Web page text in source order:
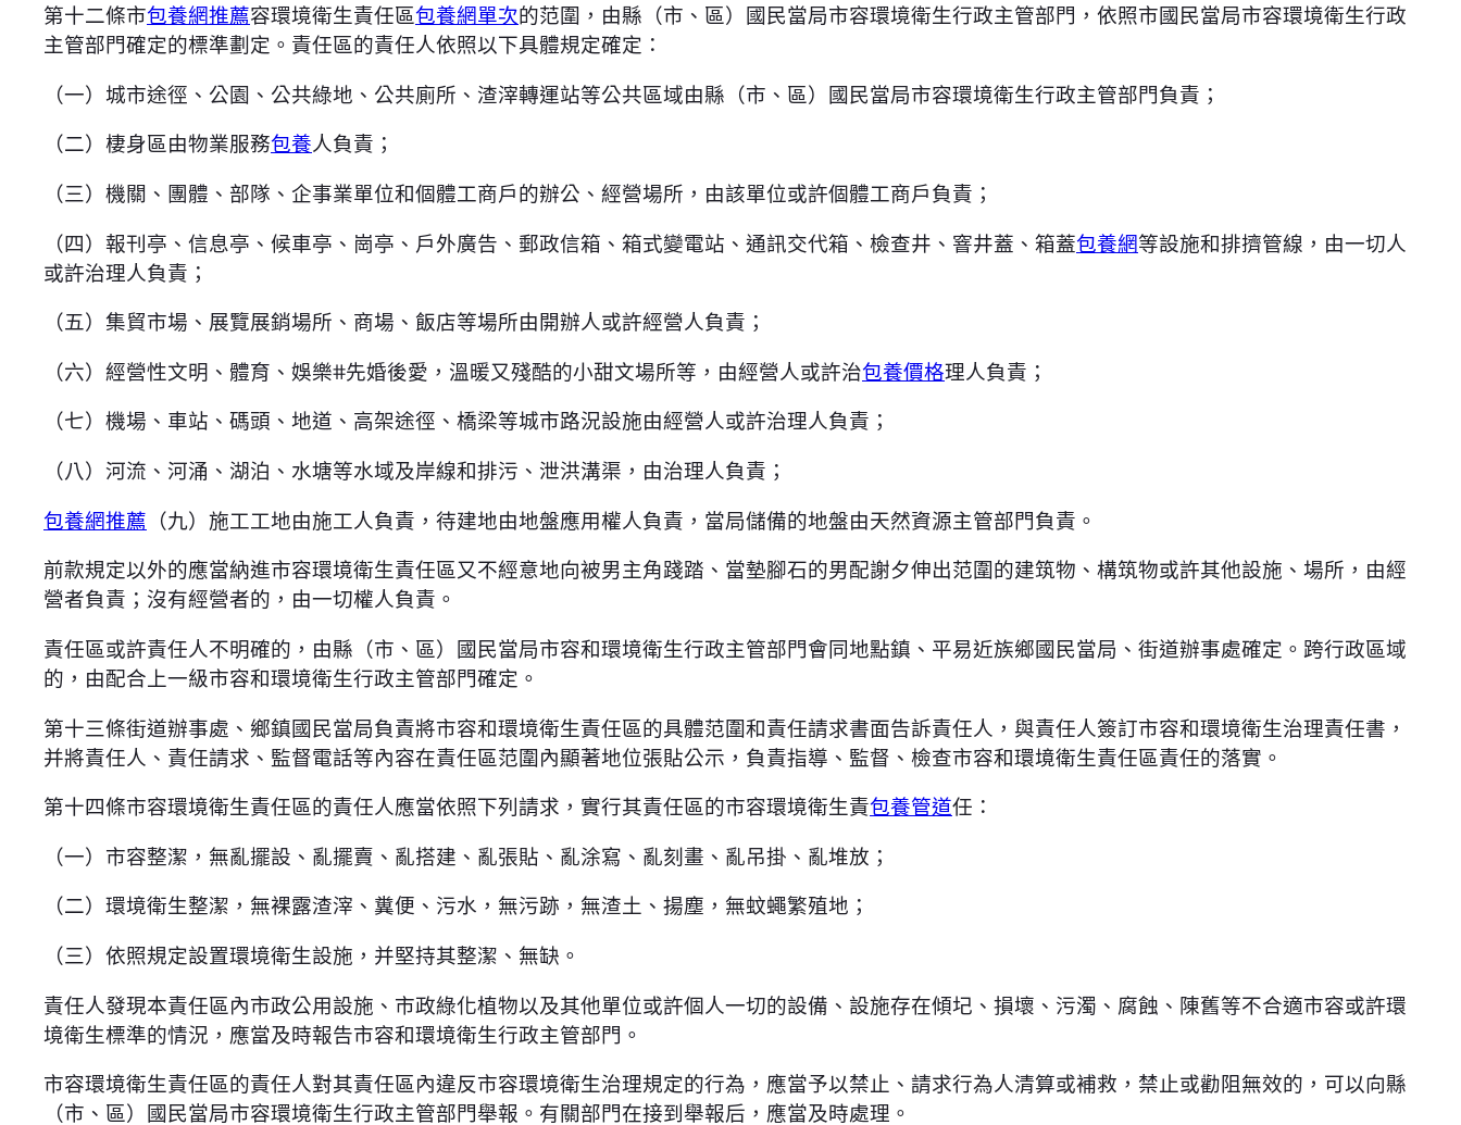
第十二條市包養網推薦容環境衛生責任區包養網單次的范圍，由縣（市、區）國民當局市容環境衛生行政主管部門，依照市國民當局市容環境衛生行政
主管部門確定的標準劃定。責任區的責任人依照以下具體規定確定：
（一）城市途徑、公園、公共綠地、公共廁所、渣滓轉運站等公共區域由縣（市、區）國民當局市容環境衛生行政主管部門負責；
（二）棲身區由物業服務包養人負責；
（三）機關、團體、部隊、企事業單位和個體工商戶的辦公、經營場所，由該單位或許個體工商戶負責；
（四）報刊亭、信息亭、候車亭、崗亭、戶外廣告、郵政信箱、箱式變電站、通訊交代箱、檢查井、窨井蓋、箱蓋包養網等設施和排擠管線，由一切人
或許治理人負責；
（五）集貿市場、展覽展銷場所、商場、飯店等場所由開辦人或許經營人負責；
（六）經營性文明、體育、娛樂#先婚後愛，溫暖又殘酷的小甜文場所等，由經營人或許治包養價格理人負責；
（七）機場、車站、碼頭、地道、高架途徑、橋梁等城市路況設施由經營人或許治理人負責；
（八）河流、河涌、湖泊、水塘等水域及岸線和排污、泄洪溝渠，由治理人負責；
包養網推薦 （九）施工工地由施工人負責，待建地由地盤應用權人負責，當局儲備的地盤由天然資源主管部門負責。
前款規定以外的應當納進市容環境衛生責任區又不經意地向被男主角踐踏、當墊腳石的男配謝夕伸出范圍的建筑物、構筑物或許其他設施、場所，由經
營者負責；沒有經營者的，由一切權人負責。
責任區或許責任人不明確的，由縣（市、區）國民當局市容和環境衛生行政主管部門會同地點鎮、平易近族鄉國民當局、街道辦事處確定。跨行政區域
的，由配合上一級市容和環境衛生行政主管部門確定。
第十三條街道辦事處、鄉鎮國民當局負責將市容和環境衛生責任區的具體范圍和責任請求書面告訴責任人，與責任人簽訂市容和環境衛生治理責任書，
并將責任人、責任請求、監督電話等內容在責任區范圍內顯著地位張貼公示，負責指導、監督、檢查市容和環境衛生責任區責任的落實。
第十四條市容環境衛生責任區的責任人應當依照下列請求，實行其責任區的市容環境衛生責包養管道任：
（一）市容整潔，無亂擺設、亂擺賣、亂搭建、亂張貼、亂涂寫、亂刻畫、亂吊掛、亂堆放；
（二）環境衛生整潔，無裸露渣滓、糞便、污水，無污跡，無渣土、揚塵，無蚊蠅繁殖地；
（三）依照規定設置環境衛生設施，并堅持其整潔、無缺。
責任人發現本責任區內市政公用設施、市政綠化植物以及其他單位或許個人一切的設備、設施存在傾圮、損壞、污濁、腐蝕、陳舊等不合適市容或許環
境衛生標準的情況，應當及時報告市容和環境衛生行政主管部門。
市容環境衛生責任區的責任人對其責任區內違反市容環境衛生治理規定的行為，應當予以禁止、請求行為人清算或補救，禁止或勸阻無效的，可以向縣
（市、區）國民當局市容環境衛生行政主管部門舉報。有關部門在接到舉報后，應當及時處理。